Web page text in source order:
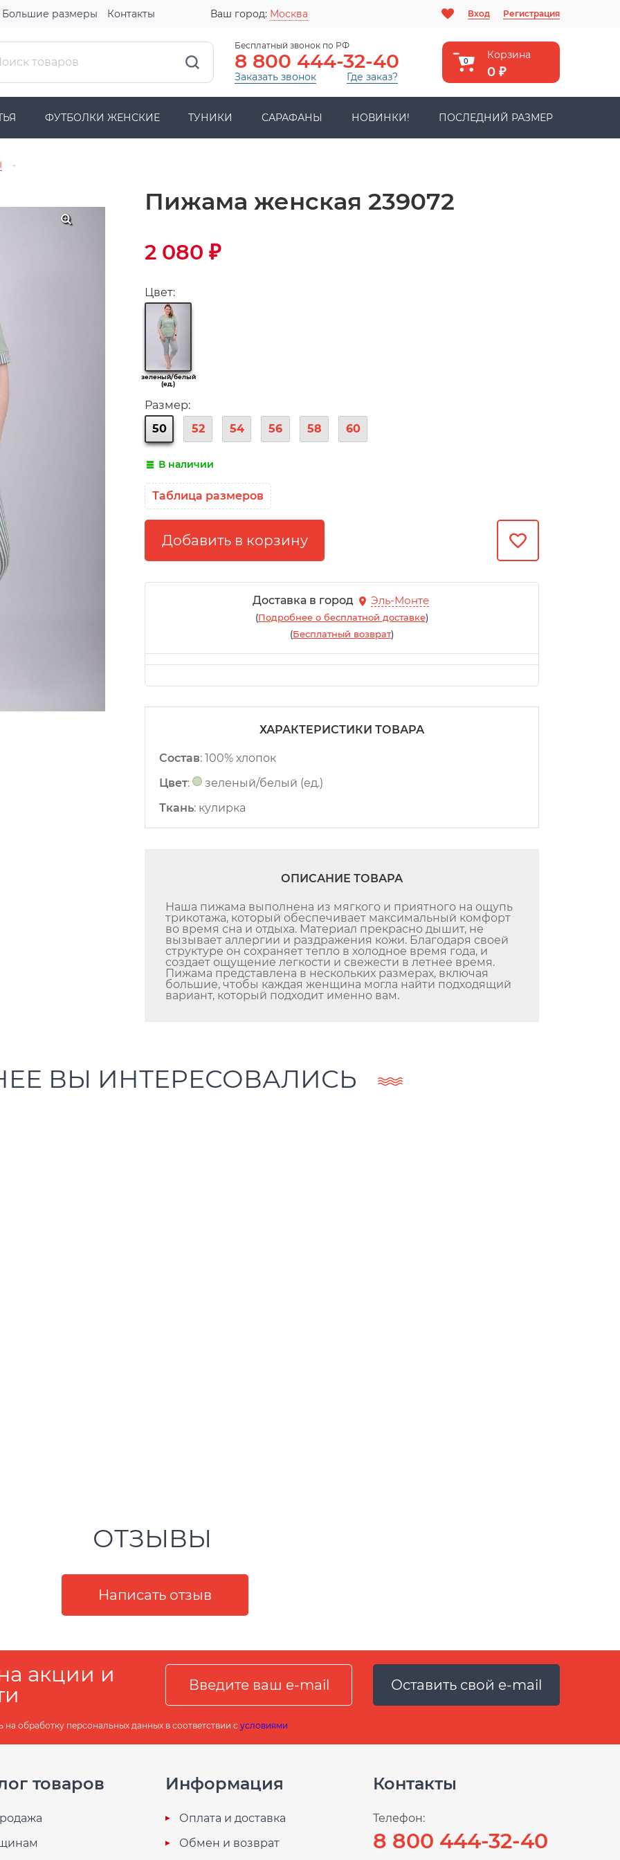
Большие размеры Контакты Ваш город: Москва Вход Регистрация
Бесплатный звонок по РФ
8 800 444-32-40
Заказать звонок Где заказ?
Корзина
0
0 ₽
ФУТБОЛКИ ЖЕНСКИЕ ТУНИКИ САРАФАНЫ НОВИНКИ! ПОСЛЕДНИЙ РАЗМЕР
→
Пижама женская 239072
2 080 ₽
Цвет:
зеленый/белый
(ед.)
Размер:
50
52 54 56 58 60
В наличии
Таблица размеров
Доставка в город Эль-Монте
(Подробнее о бесплатной доставке)
(Бесплатный возврат)
ХАРАКТЕРИСТИКИ ТОВАРА
Состав: 100% хлопок
Цвет:
зеленый/белый (ед.)
Ткань: кулирка
ОПИСАНИЕ ТОВАРА
Наша пижама выполнена из мягкого и приятного на ощупь
трикотажа, который обеспечивает максимальный комфорт
во время сна и отдыха. Материал прекрасно дышит, не
вызывает аллергии и раздражения кожи. Благодаря своей
структуре он сохраняет тепло в холодное время года, и
создает ощущение легкости и свежести в летнее время.
Пижама представлена в нескольких размерах, включая
большие, чтобы каждая женщина могла найти подходящий
вариант, который подходит именно вам.
ВЫ ИНТЕРЕСОВАЛИСЬ
ОТЗЫВЫ
акции и
Оставить свой e-mail
обработку персональных данных в соответствии с условиями
товаров Информация
Оплата и доставка
Обмен и возврат
Контакты
Телефон:
8 800 444-32-40